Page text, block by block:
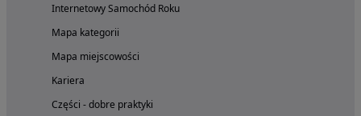
Internetowy Samochód Roku
Mapa kategorii
Mapa miejscowości
Kariera
Części - dobre praktyki